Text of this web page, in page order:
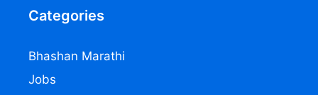
Categories
Bhashan Marathi
Jobs